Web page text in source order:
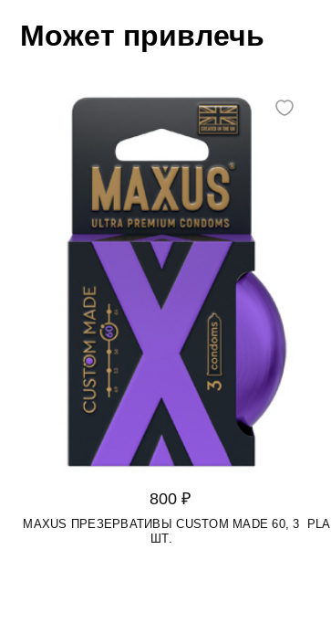
Может привлечь
800 ₽
MAXUS ПРЕЗЕРВАТИВЫ CUSTOM MADE 60, 3
ШТ.